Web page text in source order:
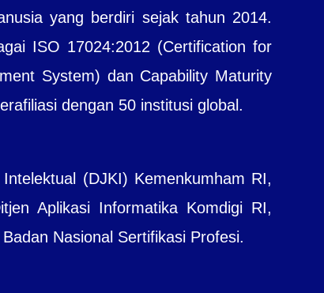
yang berdiri sejak tahun 2014.
ISO 17024:2012 (Certification for
System) dan Capability Maturity
dengan 50 institusi global.
(DJKI) Kemenkumham RI,
Aplikasi Informatika Komdigi RI,
Nasional Sertifikasi Profesi.